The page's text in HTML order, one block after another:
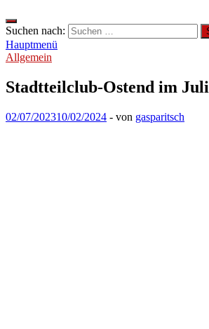
Suchen nach:
Hauptmenü
Allgemein
Stadtteilclub-Ostend im Juli
02/07/202310/02/2024 - von gasparitsch